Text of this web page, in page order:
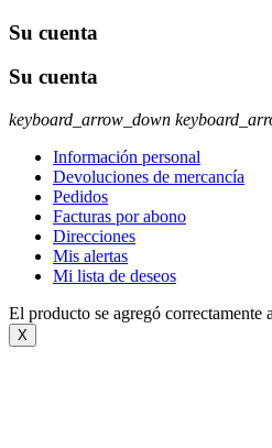
Su cuenta
Su cuenta
keyboard_arrow_down
Información personal
Devoluciones de mercancía
Pedidos
Facturas por abono
Direcciones
Mis alertas
Mi lista de deseos
El producto se agregó correctamente
X